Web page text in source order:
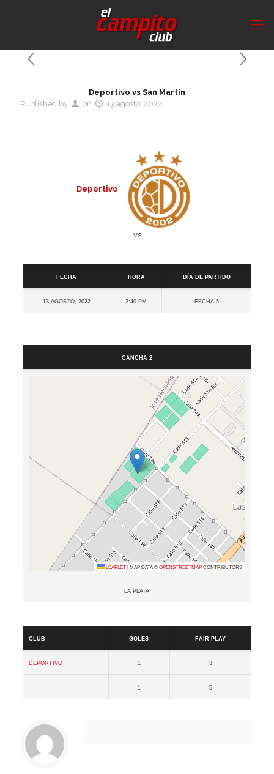
Deportivo vs San Martín
Published by
on 13 agosto, 2022
Deportivo
vs
Fecha
Hora Día de partido
13 agosto, 2022 2:40 pm Fecha 5
Cancha 2
Leaflet|Map data ©OpenStreetMapcontributors
La Plata
Club
Goles Fair Play
Deportivo 1 3
1 5